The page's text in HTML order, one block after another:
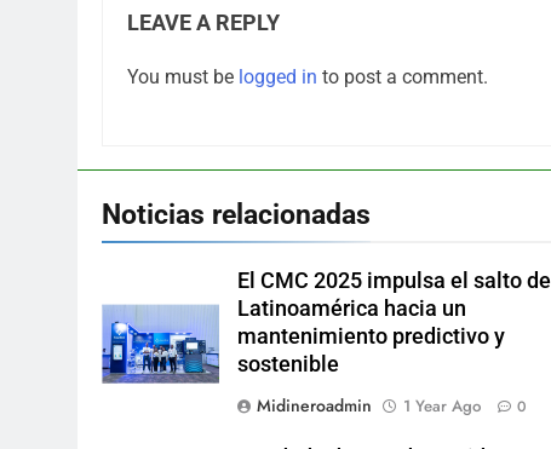
LEAVE A REPLY
You must be logged in to post a comment.
Noticias relacionadas
El CMC 2025 impulsa el salto de
Latinoamérica hacia un
mantenimiento predictivo y
sostenible
Midineroadmin
1 Year Ago 0